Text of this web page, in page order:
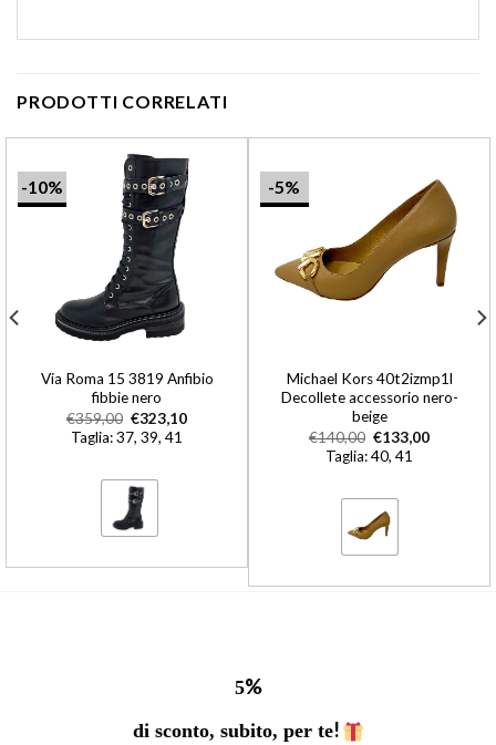
PRODOTTI CORRELATI
-10%
Via Roma 15 3819 Anfibio
fibbie nero
€359,00 €323,10
Taglia: 37, 39, 41
-5%
Michael Kors 40t2izmp1l
Decollete accessorio nero-
beige
€140,00 €133,00
Taglia: 40, 41
5%
di sconto, subito, per te!